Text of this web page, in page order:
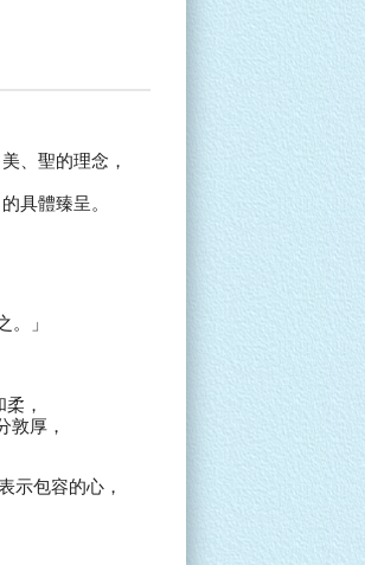
、聖的理念，
具體臻呈。
」
，
敦厚，
示包容的心，